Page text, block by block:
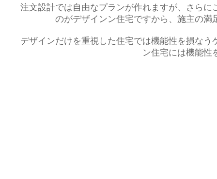
注文設計では自由なプランが作れますが、さらに
のがデザインン住宅ですから、施主の満
デザインだけを重視した住宅では機能性を損なう
ン住宅には機能性